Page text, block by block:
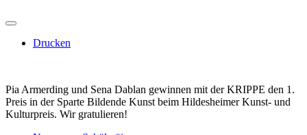
Drucken
Pia Armerding und Sena Dablan gewinnen mit der KRIPPE den 1.
Preis in der Sparte Bildende Kunst beim Hildesheimer Kunst- und
Kulturpreis. Wir gratulieren!